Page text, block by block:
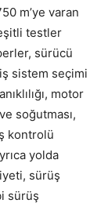
m’ye varan
testler
sürücü
sistem seçimi
motor
soğutması,
kontrolü
yolda
sürüş
sürüş